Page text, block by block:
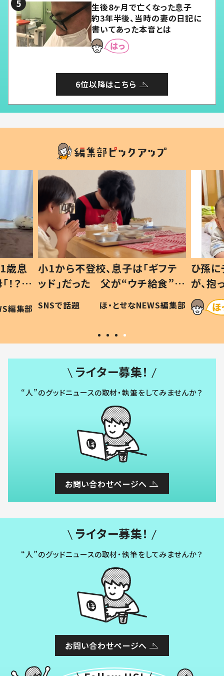
生後8ヶ月で亡くなった息子
約3年半後、当時の妻の日記に
書いてあった本音とは
6位以降はこちら
歳息
？」
編集部
小1から不登校、息子は「ギフテ
ッド」だった 父が“ウチ給食”を
作り続ける理由とは #令和の親
#令和の子
SNSで話題 ほ・とせなNEWS編集部
ひ孫
が、
「涙が
い」
ライター募集！
“人”のグッドニュースの取材・執筆をしてみませんか？
お問い合わせページへ
ライター募集！
“人”のグッドニュースの取材・執筆をしてみませんか？
お問い合わせページへ